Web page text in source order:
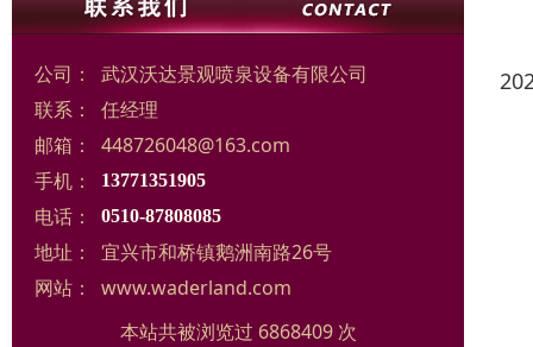
公司：
武汉沃达景观喷泉设备有限公司
联系：
任经理
邮箱：
448726048@163.com
手机：
13771351905
电话： 0510-87808085
地址：
宜兴市和桥镇鹅洲南路26号
网站：
www.waderland.com
本站共被浏览过 6868409 次